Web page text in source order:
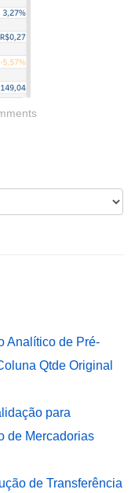
Analítico de Pré-
Qtde Original
para
de Mercadorias
de Transferência